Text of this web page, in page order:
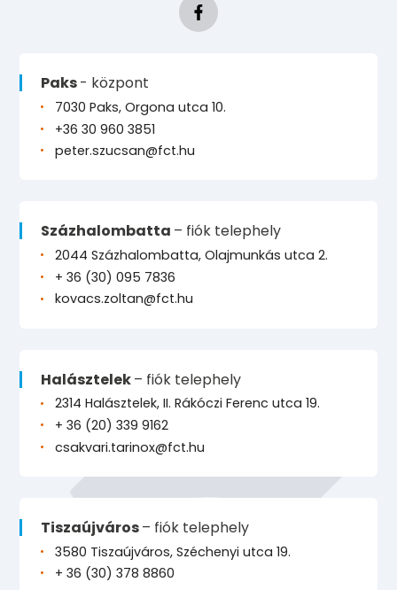
Paks- központ
7030 Paks, Orgona utca 10.
+36 30 960 3851
peter.szucsan@fct.hu
Százhalombatta – fiók telephely
2044 Százhalombatta, Olajmunkás utca 2.
+ 36 (30) 095 7836
kovacs.zoltan@fct.hu
Halásztelek– fiók telephely
2314 Halásztelek, II. Rákóczi Ferenc utca 19.
+ 36 (20) 339 9162
csakvari.tarinox@fct.hu
Tiszaújváros– fiók telephely
3580 Tiszaújváros, Széchenyi utca 19.
+ 36 (30) 378 8860